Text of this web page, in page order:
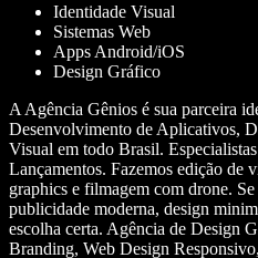
Identidade Visual
Sistemas Web
Apps Android/iOS
Design Gráfico
A Agência Gênios é sua parceira
Desenvolvimento de Aplicativos,
Visual em todo Brasil.
Lançamentos. Fazemos edição de
graphics e filmagem com drone.
publicidade moderna, design
escolha certa. Agência de Design
Branding, Web Design